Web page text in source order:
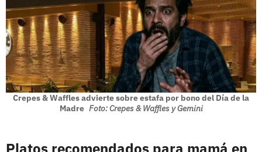
Crepes & Waffles advierte sobre estafa por bono del Día de la
Madre Foto: Crepes & Waffles y Gemini